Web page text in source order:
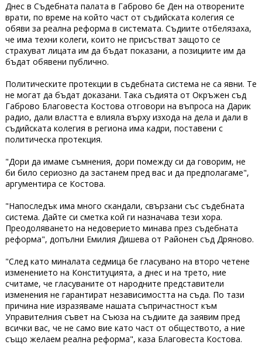
Днес в Съдебната палата в Габрово бе Ден на отворените
врати, по време на който част от съдийската колегия се
обяви за реална реформа в системата. Съдиите отбелязаха,
че има техни колеги, които не присъстват защото се
страхуват лицата им да бъдат показани, а позициите им да
бъдат обявени публично.
Политическите протекции в съдебната система не са явни. Те
не могат да бъдат доказани. Така съдията от Окръжен съд
Габрово Благовеста Костова отговори на въпроса на Дарик
радио, дали властта е влияла върху изхода на дела и дали в
съдийската колегия в региона има кадри, поставени с
политическа протекция.
"Дори да имаме съмнения, дори помежду си да говорим, не
би било сериозно да застанем пред вас и да предполагаме",
аргументира се Костова.
"Напоследък има много скандали, свързани със съдебната
система. Дайте си сметка кой ги назначава тези хора.
Преодоляването на недоверието минава през съдебната
реформа", допълни Емилия Дишева от Районен съд Дряново.
"След като миналата седмица бе гласувано на второ четене
изменението на Конституцията, а днес и на трето, ние
считаме, че гласуваните от народните представители
изменения не гарантират независимостта на съда. По тази
причина ние изразяваме нашата съпричастност към
Управителния съвет на Съюза на съдиите да заявим пред
всички вас, че не само вие като част от обществото, а ние
също желаем реална реформа", каза Благовеста Костова.